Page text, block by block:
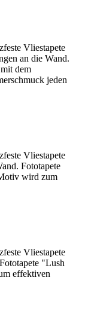
Vliestapete
an die Wand.
dem
jeden
Vliestapete
Fototapete
wird zum
Vliestapete
"Lush
effektiven